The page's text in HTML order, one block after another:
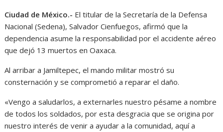
Ciudad de México.- El titular de la Secretaría de la Defensa
Nacional (Sedena), Salvador Cienfuegos, afirmó que la
dependencia asume la responsabilidad por el accidente aéreo
que dejó 13 muertos en Oaxaca.
Al arribar a Jamiltepec, el mando militar mostró su
consternación y se comprometió a reparar el daño.
«Vengo a saludarlos, a externarles nuestro pésame a nombre
de todos los soldados, por esta desgracia que se origina por
nuestro interés de venir a ayudar a la comunidad, aquí a